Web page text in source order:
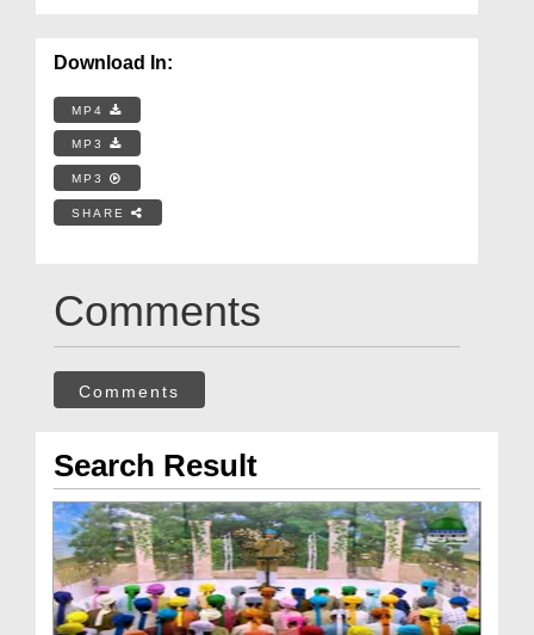
Download In:
MP4
MP3
MP3
SHARE
Comments
Comments
Search Result